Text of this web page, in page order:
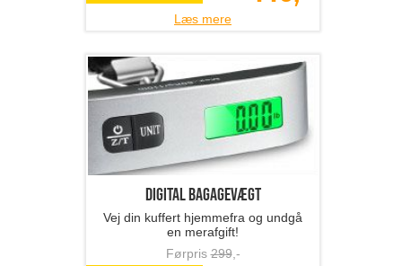
Læs mere
Digital bagagevægt
Vej din kuffert hjemmefra og undgå
en merafgift!
Førpris299,-